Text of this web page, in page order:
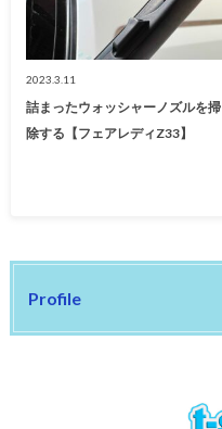
2023.3.11
詰まったウォッシャーノズルを掃
除する【フェアレディZ33】
Profile